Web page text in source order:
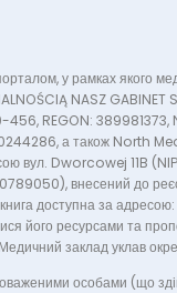
у рамках якого
NASZ GABINET
REGON: 389981373,
а також
вул. Dworcowej 11B
внесений до
книга доступна за
його ресурсами та
заклад уклав
особами (що